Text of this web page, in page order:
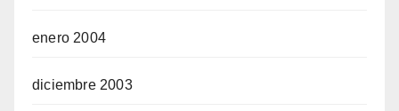
enero 2004
diciembre 2003